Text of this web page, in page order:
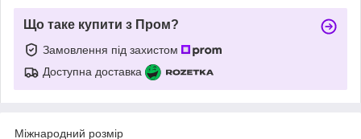
Що таке купити з Пром?
Замовлення під захистом
Доступна доставка
Міжнародний розмір